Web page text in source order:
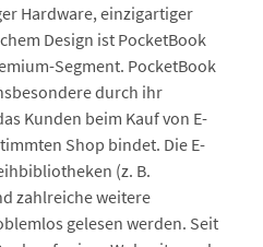
Hardware, einzigartiger
Design ist PocketBook
Segment. PocketBook
durch ihr
Kunden beim Kauf von E-
Shop bindet. Die E-
(z. B.
zahlreiche weitere
gelesen werden. Seit